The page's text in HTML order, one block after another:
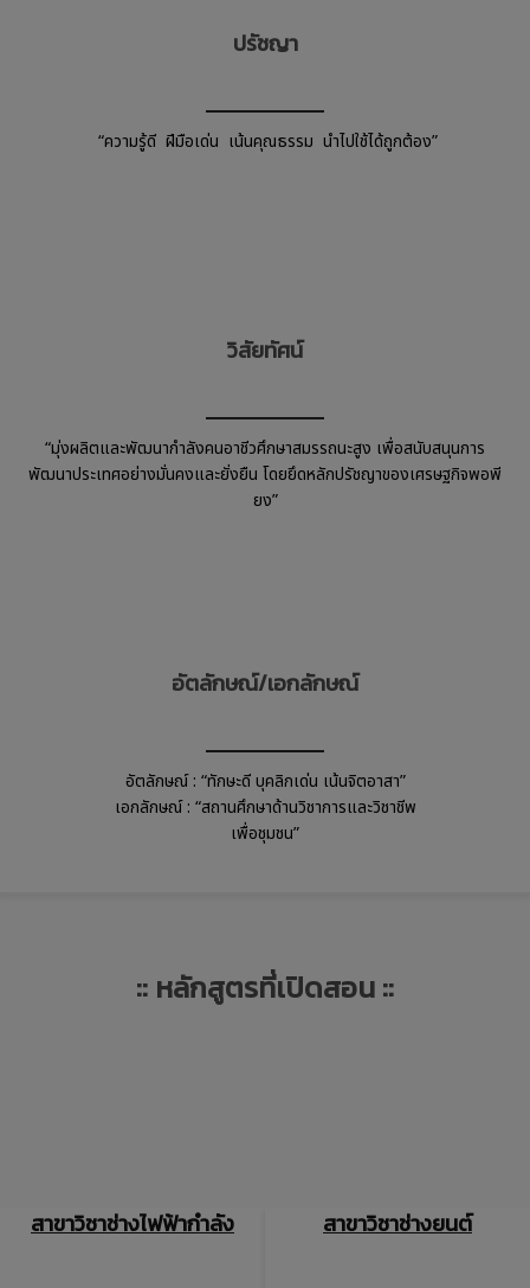
ปรัชญา
“ความรู้ดี ฝีมือเด่น เน้นคุณธรรม นำไปใช้ได้ถูกต้อง”
วิสัยทัศน์
“มุ่งผลิตและพัฒนากำลังคนอาชีวศึกษาสมรรถนะสูง เพื่อสนับสนุนการ
พัฒนาประเทศอย่างมั่นคงและยั่งยืน โดยยึดหลักปรัชญาของเศรษฐกิจพอพี
ยง”
อัตลักษณ์/เอกลักษณ์
อัตลักษณ์ : “ทักษะดี บุคลิกเด่น เน้นจิตอาสา”
เอกลักษณ์ : “สถานศึกษาด้านวิชาการและวิชาชีพ
เพื่อชุมชน”
:: หลักสูตรที่เปิดสอน ::
สาขาวิชาช่างไฟฟ้ากำลัง สาขาวิชาช่างยนต์